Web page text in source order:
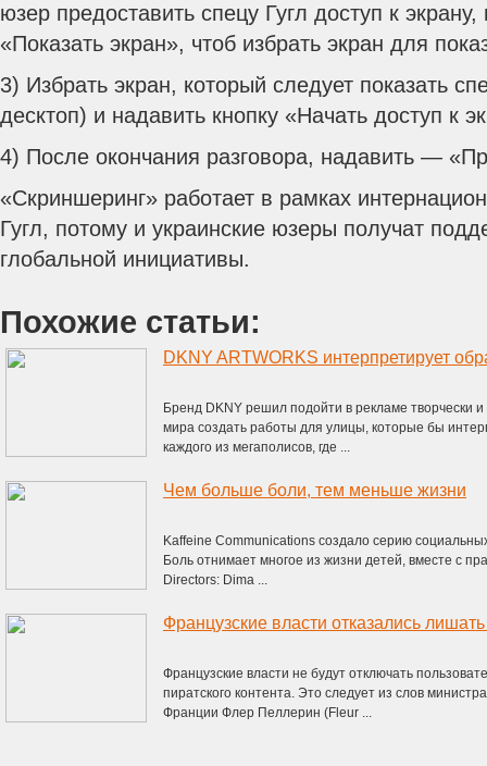
юзер предоставить спецу Гугл доступ к
«Показать экран», чтоб избрать экран для
3) Избрать экран, который следует показать
десктоп) и надавить кнопку «Начать доступ к
4) После окончания разговора, надавить —
«Скриншеринг» работает в рамках
Гугл, потому и украинские юзеры получат
глобальной инициативы.
Похожие статьи:
Бренд DKNY решил подойти в рекламе творчески
мира создать работы для улицы, которые бы
каждого из мегаполисов, где ...
Чем больше боли, тем меньше жизни
Kaffeine Communications создало серию
Боль отнимает многое из жизни детей, вместе с
Directors: Dima ...
Французские власти не будут отключать
пиратского контента. Это следует из слов
Франции Флер Пеллерин (Fleur ...